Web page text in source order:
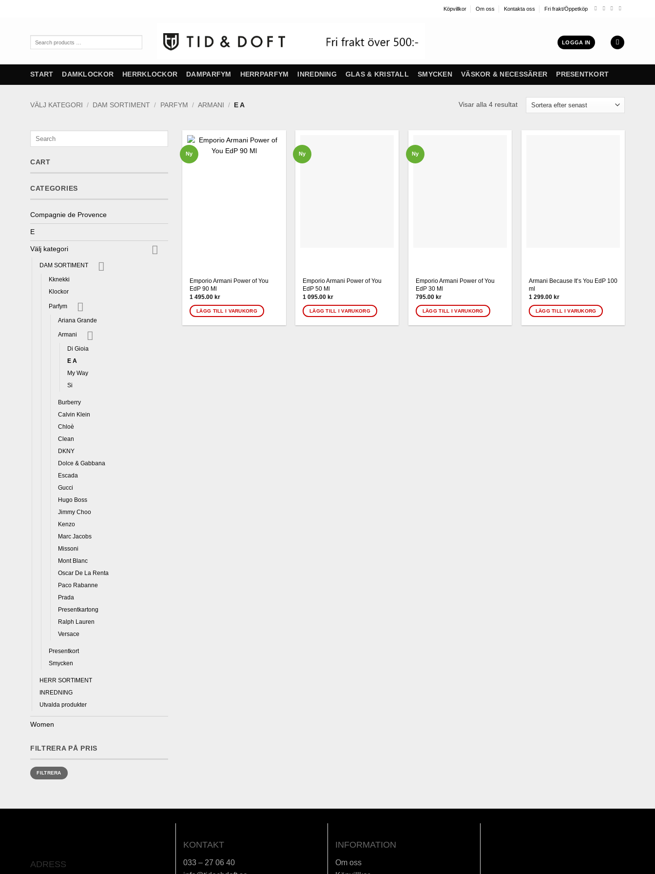
Köpvillkor Om oss Kontakta oss Fri frakt/Öppetköp
LOGGA IN
START DAMKLOCKOR HERRKLOCKOR DAMPARFYM HERRPARFYM INREDNING GLAS & KRISTALL SMYCKEN VÄSKOR & NECESSÄRER PRESENTKORT
VÄLJ KATEGORI / DAM SORTIMENT / PARFYM / ARMANI / E A Visar alla 4 resultatSortera
efter
CART
CATEGORIES
Compagnie de Provence
E
Välj kategori
DAM SORTIMENT
Kknekki
Klockor
Parfym
Ariana Grande
Armani
Di Gioia
E A
My Way
Si
Burberry
Calvin Klein
Chloè
Clean
DKNY
Dolce & Gabbana
Escada
Gucci
Hugo Boss
Jimmy Choo
Kenzo
Marc Jacobs
Missoni
Mont Blanc
Oscar De La Renta
Paco Rabanne
Prada
Presentkartong
Ralph Lauren
Versace
Presentkort
Smycken
HERR SORTIMENT
INREDNING
Utvalda produkter
Women
FILTRERA PÅ PRIS
Min
pris
Max
prisFILTRERA
Ny
Emporio Armani Power of You
EdP 90 Ml
1 495.00kr
LÄGG TILL I VARUKORG
Ny
Emporio Armani Power of You
EdP 50 Ml
1 095.00kr
LÄGG TILL I VARUKORG
Ny
Emporio Armani Power of You
EdP 30 Ml
795.00 kr
LÄGG TILL I VARUKORG
Armani Because It’s You EdP 100
ml
1 299.00 kr
LÄGG TILL I VARUKORG
ADRESS
KONTAKT
033 – 27 06 40
INFORMATION
Om oss